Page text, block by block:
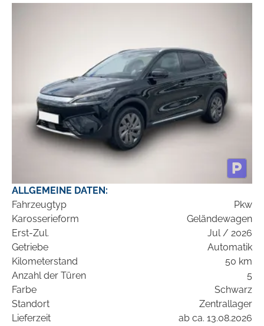
ALLGEMEINE DATEN:
Fahrzeugtyp
Pkw
Karosserieform
Geländewagen
Erst-Zul.
Jul / 2026
Getriebe
Automatik
Kilometerstand
50 km
Anzahl der Türen
5
Farbe
Schwarz
Standort
Zentrallager
Lieferzeit
ab ca. 13.08.2026